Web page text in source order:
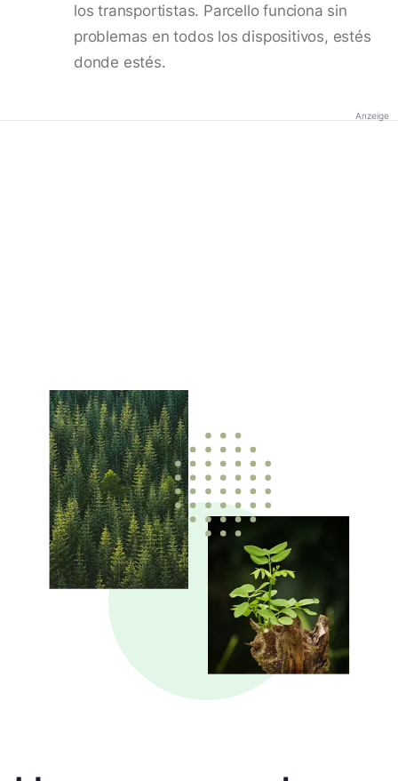
los transportistas. Parcello funciona sin
problemas en todos los dispositivos, estés
donde estés.
Anzeige